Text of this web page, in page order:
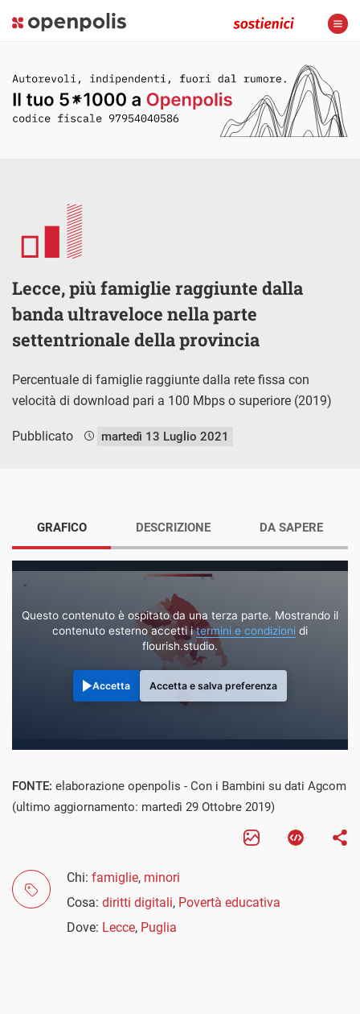
Lecce, più famiglie raggiunte dalla
banda ultraveloce nella parte
settentrionale della provincia
Percentuale di famiglie raggiunte dalla rete fissa con
velocità di download pari a 100 Mbps o superiore (2019)
Pubblicato martedì 13 Luglio 2021
GRAFICO
Questo contenuto è ospitato da una terza parte. Mostrando il
contenuto esterno accetti itermini e condizioni di
flourish.studio.
Accetta Accetta e salva preferenza
DESCRIZIONE DA SAPERE
FONTE: elaborazione openpolis - Con i Bambini su dati Agcom
(ultimo aggiornamento: martedì 29 Ottobre 2019)
Chi: famiglie, minori
Cosa: diritti digitali, Povertà educativa
Dove: Lecce, Puglia